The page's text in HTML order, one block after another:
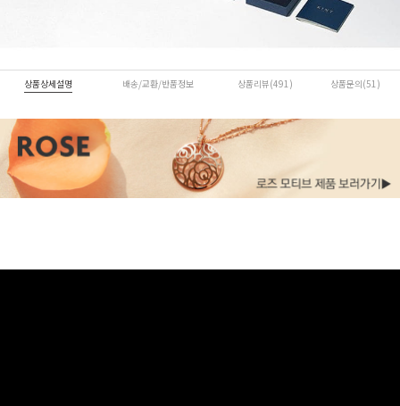
상품상세설명 배송/교환/반품정보 상품리뷰(491) 상품문의(51)